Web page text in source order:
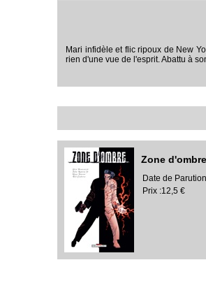
Mari infidèle et flic ripoux de New
rien d'une vue de l'esprit. Abattu à
Zone
Date de
Prix :12,5 €